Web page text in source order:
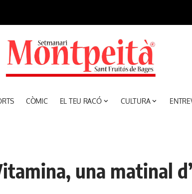
CÒMIC EL TEU RACÓ CULTURA
una matinal